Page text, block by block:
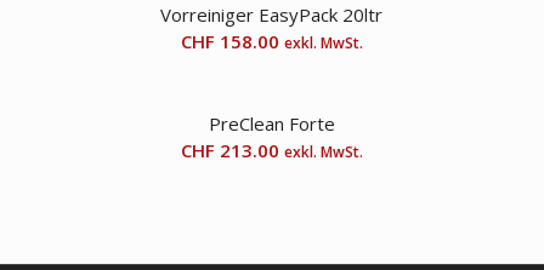
Vorreiniger EasyPack 20ltr
CHF 158.00 exkl. MwSt.
PreClean Forte
CHF 213.00 exkl. MwSt.